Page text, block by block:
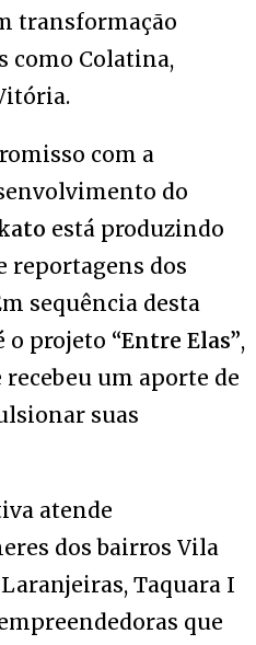
transformação
como Colatina,
com a
do
está produzindo
reportagens dos
sequência desta
o projeto “Entre Elas”,
recebeu um aporte de
suas
atende
dos bairros Vila
Taquara I
que